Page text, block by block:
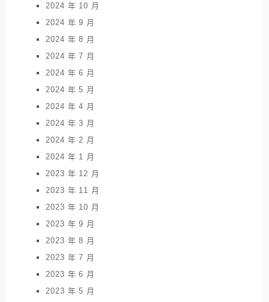
2024 年 10 月
2024 年 9 月
2024 年 8 月
2024 年 7 月
2024 年 6 月
2024 年 5 月
2024 年 4 月
2024 年 3 月
2024 年 2 月
2024 年 1 月
2023 年 12 月
2023 年 11 月
2023 年 10 月
2023 年 9 月
2023 年 8 月
2023 年 7 月
2023 年 6 月
2023 年 5 月